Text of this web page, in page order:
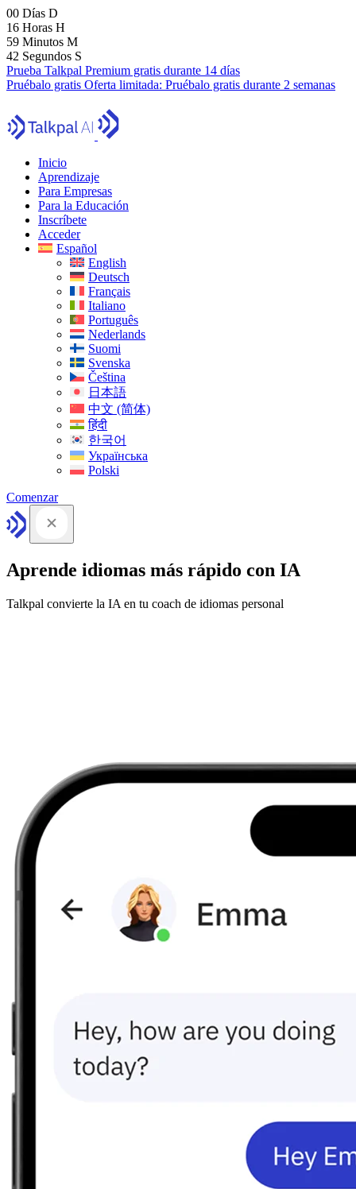
00 Días D
16 Horas H
59 Minutos M
41 Segundos S
Prueba Talkpal Premium gratis durante 14 días
Pruébalo gratis Oferta limitada: Pruébalo gratis durante 2 semanas
Inicio
Aprendizaje
Para Empresas
Para la Educación
Inscríbete
Acceder
Español
English
Deutsch
Français
Italiano
Português
Nederlands
Suomi
Svenska
Čeština
日本語
中文 (简体)
हिंदी
한국어
Українська
Polski
Comenzar
Aprende idiomas más rápido con IA
Talkpal convierte la IA en tu coach de idiomas personal